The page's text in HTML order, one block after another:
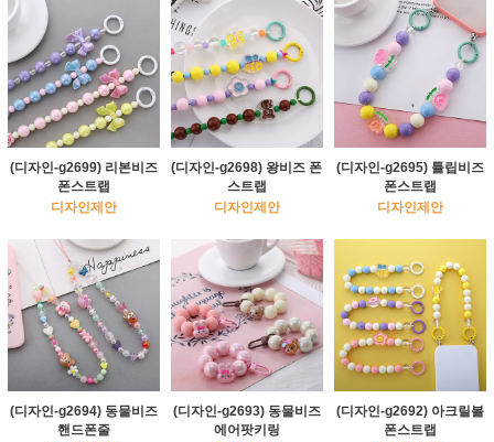
(디자인-g2699) 리본비즈
폰스트랩
디자인제안
(디자인-g2698) 왕비즈 폰
스트랩
디자인제안
(디자인-g2695) 튤립비즈
폰스트랩
디자인제안
(디자인-g2694) 동물비즈
핸드폰줄
(디자인-g2693) 동물비즈
에어팟키링
(디자인-g2692) 아크릴볼
폰스트랩